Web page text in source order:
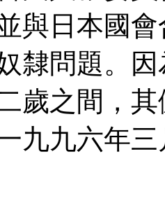
與日本國
隸問題。
歲之間，
九九六年